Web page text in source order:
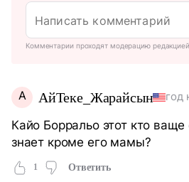
Комментарии проходят модерацию редакцией
А АйТеке_Жарайсын год
Кайо Борральо этот кто ваще
знает кроме его мамы?
1 Ответить